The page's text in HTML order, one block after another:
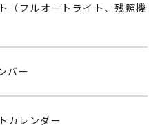
（フルオートライト、残照機
バー
カレンダー